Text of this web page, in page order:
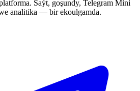
Saýt, goşundy, Telegram Mini
analitika — bir ekoulgamda.